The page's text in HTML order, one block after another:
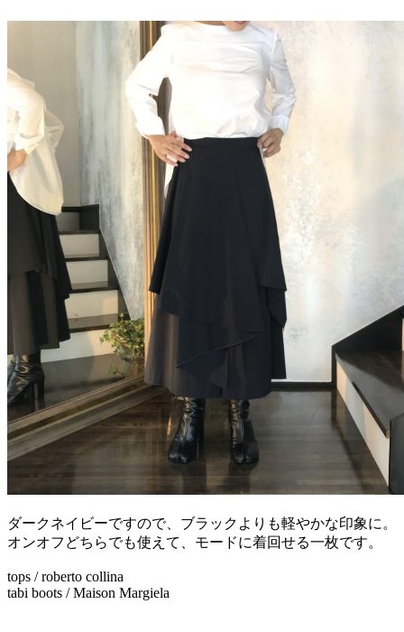
ダークネイビーですので、ブラックよりも軽やかな印象に。
オンオフどちらでも使えて、モードに着回せる一枚です。
tops / roberto collina
tabi boots / Maison Margiela